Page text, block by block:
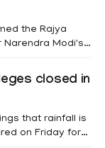
the Rajya
Narendra Modi's
for External
to questions
closed in
that rainfall is
on Friday for